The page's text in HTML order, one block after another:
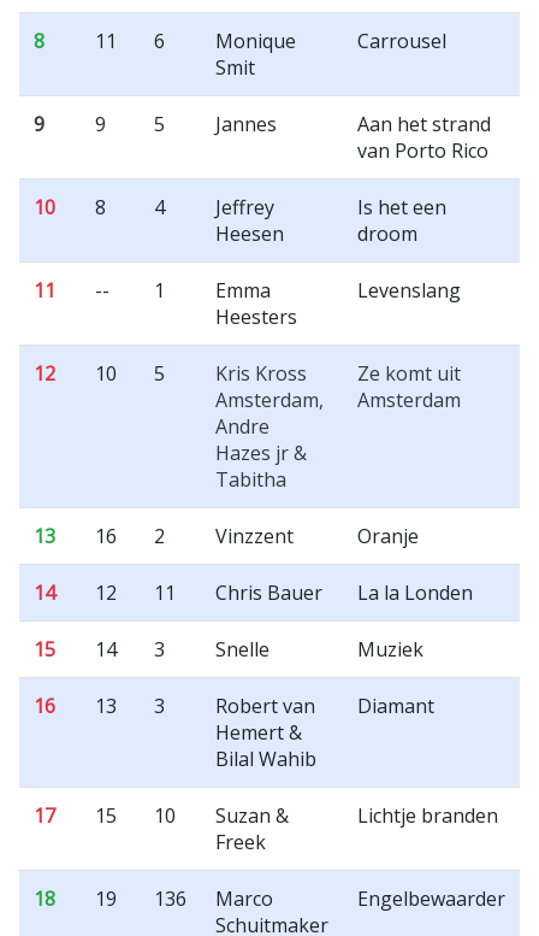
8 11 6
Monique
Smit
Carrousel
9 9 5 Jannes
Aan het strand
van Porto Rico
10 8 4
Jeffrey
Heesen
Is het een
droom
11 -- 1
Emma
Heesters
Levenslang
12 10 5
Kris Kross
Amsterdam,
Andre
Hazes jr &
Tabitha
Ze komt uit
Amsterdam
13 16 2 Vinzzent Oranje
14 12 11 Chris Bauer La la Londen
15 14 3 Snelle Muziek
16 13 3
Robert van
Hemert &
Bilal Wahib
Diamant
17 15 10
Suzan &
Freek
Lichtje branden
18 19 136
Marco
Schuitmaker
Engelbewaarder